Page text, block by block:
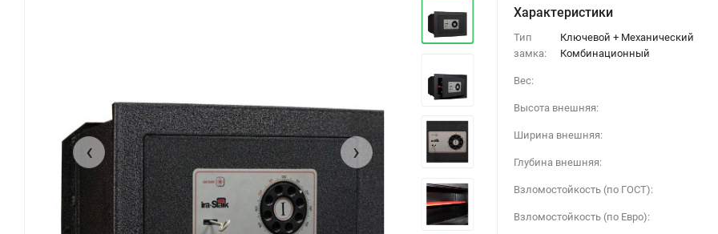
‹ ›
Характеристики
Тип
замка:
Ключевой + Механический
Комбинационный
Вес:
Высота внешняя:
Ширина внешняя:
Глубина внешняя:
Взломостойкость (по ГОСТ):
Взломостойкость (по Евро):